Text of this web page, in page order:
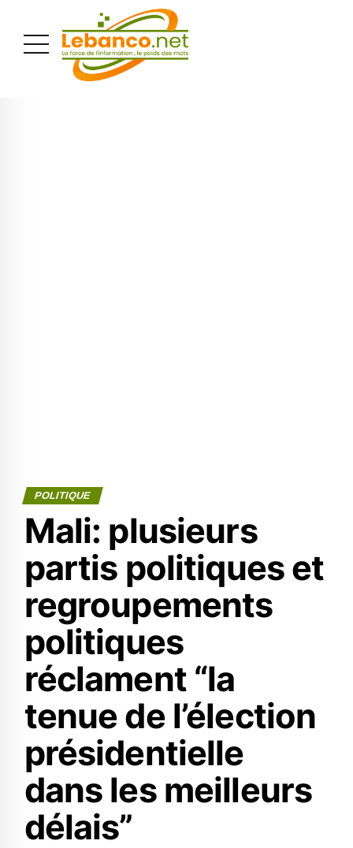
POLITIQUE
Mali: plusieurs
partis politiques et
regroupements
politiques
réclament “la
tenue de l’élection
présidentielle
dans les meilleurs
délais”